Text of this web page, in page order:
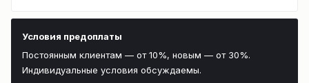
Условия предоплаты
Постоянным клиентам — от 10%, новым — от 30%.
Индивидуальные условия обсуждаемы.